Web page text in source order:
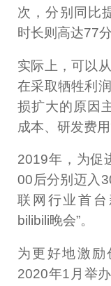
次，分别同比
时长则高达77分
实际上，可以
在采取牺牲利
损扩大的原因
成本、研发费
2019年，为促
00后分别迈入
联网行业首
bilibili晚会”。
为更好地激
2020年1月举